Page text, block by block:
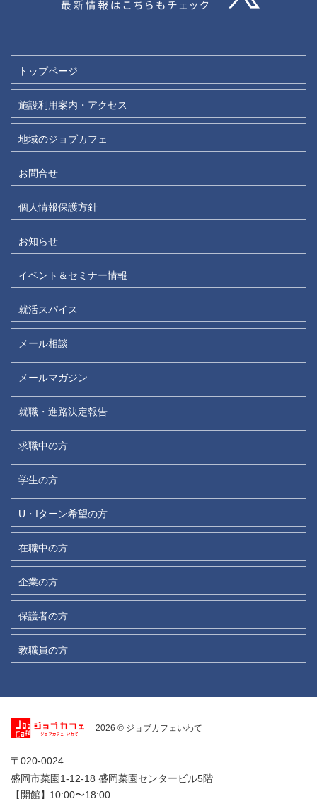
トップページ
施設利用案内・アクセス
地域のジョブカフェ
お問合せ
個人情報保護方針
お知らせ
イベント＆セミナー情報
就活スパイス
メール相談
メールマガジン
就職・進路決定報告
求職中の方
学生の方
U・Iターン希望の方
在職中の方
企業の方
保護者の方
教職員の方
2026 © ジョブカフェいわて
〒020-0024
盛岡市菜園1-12-18 盛岡菜園センタービル5階
【開館】 10:00〜18:00